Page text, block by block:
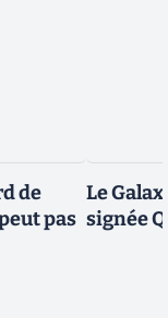
de
pas
Le
signée